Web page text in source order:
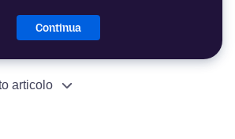
Continua
articolo